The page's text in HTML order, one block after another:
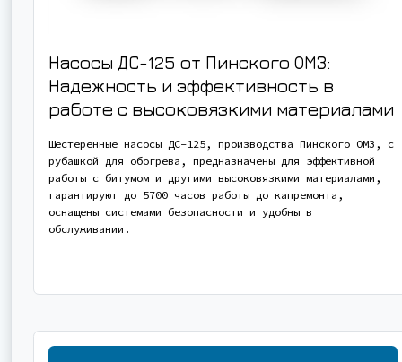
Насосы ДС-125 от Пинского ОМЗ:
Надежность и эффективность в
работе с высоковязкими материалами
Шестеренные насосы ДС-125, производства Пинского ОМЗ, с
рубашкой для обогрева, предназначены для эффективной
работы с битумом и другими высоковязкими материалами,
гарантируют до 5700 часов работы до капремонта,
оснащены системами безопасности и удобны в
обслуживании.